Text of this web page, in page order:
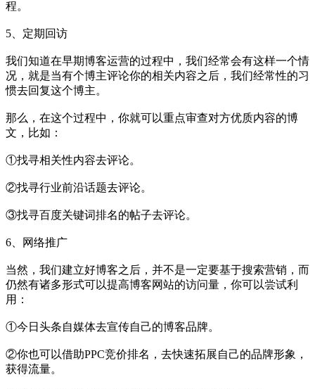
程。
5、定期回访
我们知道在早期博客运营的过程中，我们经常会有这样一个情
况，就是当有个博主评论你的相关内容之后，我们经常性的习
惯去回复这个博主。
那么，在这个过程中，你就可以重点审查对方优质内容的博
文，比如：
①找寻相关性内容去评论。
②找寻行业前沿话题去评论。
③找寻百度关键词排名的帖子去评论。
6、网络推广
当然，我们建立好博客之后，并不是一定要基于搜索营销，而
仍然有诸多形式可以提高博客网站的访问量，你可以尝试利
用：
①今日头条自媒体去宣传自己的博客品牌。
②你也可以借助PPC竞价排名，去快速拓展自己的品牌形象，
获得流量。